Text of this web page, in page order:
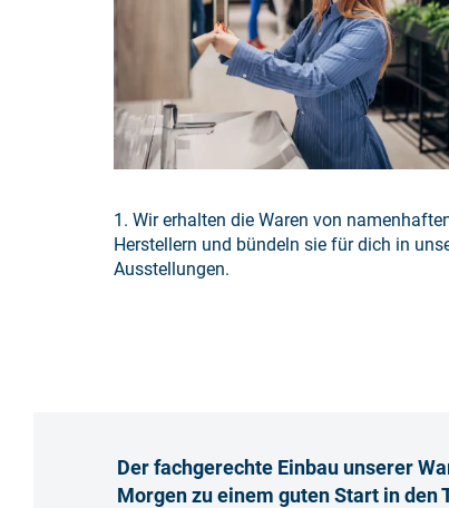
1. Wir erhalten die Waren von
Herstellern und bündeln sie für dich in
Ausstellungen.
Der fachgerechte Einbau unserer
Morgen zu einem guten Start in den